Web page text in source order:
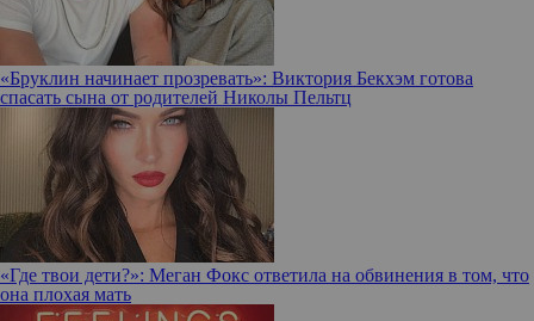
«Бруклин начинает прозревать»: Виктория Бекхэм готова
спасать сына от родителей Николы Пельтц
«Где твои дети?»: Меган Фокс ответила на обвинения в том, что
она плохая мать